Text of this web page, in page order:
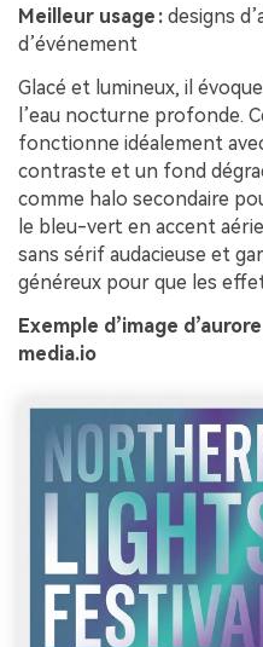
Meilleur usage : designs
d’événement
Glacé et lumineux, il
l’eau nocturne profonde.
fonctionne idéalement
contraste et un fond
comme halo secondaire
le bleu-vert en accent
sans sérif audacieuse et
généreux pour que les
Exemple d’image
media.io